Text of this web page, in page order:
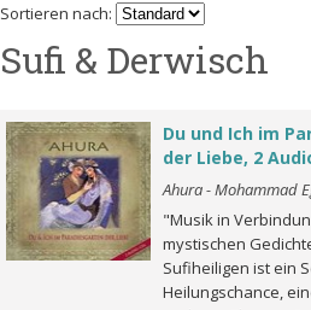
Sortieren nach:
Sufi & Derwisch
Du und Ich im
der Liebe, 2
Ahura - Mohammad
"Musik in
mystischen
Sufiheiligen ist ein
Heilungschance,